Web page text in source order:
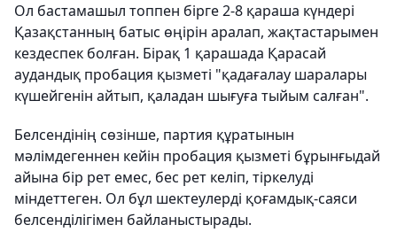
Ол бастамашыл топпен бірге 2-8 қараша күндері
Қазақстанның батыс өңірін аралап, жақтастарымен
кездеспек болған. Бірақ 1 қарашада Қарасай
аудандық пробация қызметі "қадағалау шаралары
күшейгенін айтып, қаладан шығуға тыйым салған".
Белсендінің сөзінше, партия құратынын
мәлімдегеннен кейін пробация қызметі бұрынғыдай
айына бір рет емес, бес рет келіп, тіркелуді
міндеттеген. Ол бұл шектеулерді қоғамдық-саяси
белсенділігімен байланыстырады.